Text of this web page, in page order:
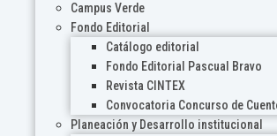
Campus Verde
Fondo Editorial
Catálogo editorial
Fondo Editorial Pascual Bravo
Revista CINTEX
Convocatoria Concurso de
Planeación y Desarrollo institucional